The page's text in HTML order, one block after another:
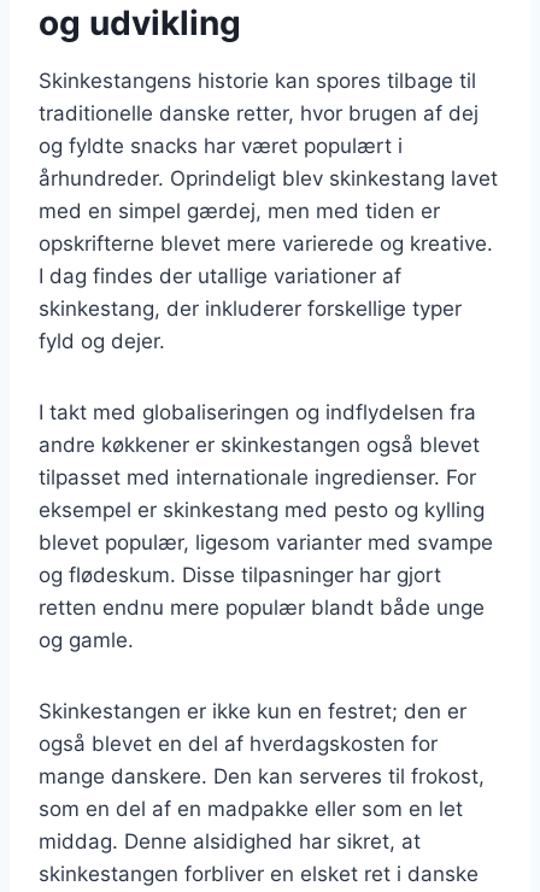
og udvikling
Skinkestangens historie kan spores tilbage til
traditionelle danske retter, hvor brugen af dej
og fyldte snacks har været populært i
århundreder. Oprindeligt blev skinkestang lavet
med en simpel gærdej, men med tiden er
opskrifterne blevet mere varierede og kreative.
I dag findes der utallige variationer af
skinkestang, der inkluderer forskellige typer
fyld og dejer.
I takt med globaliseringen og indflydelsen fra
andre køkkener er skinkestangen også blevet
tilpasset med internationale ingredienser. For
eksempel er skinkestang med pesto og kylling
blevet populær, ligesom varianter med svampe
og flødeskum. Disse tilpasninger har gjort
retten endnu mere populær blandt både unge
og gamle.
Skinkestangen er ikke kun en festret; den er
også blevet en del af hverdagskosten for
mange danskere. Den kan serveres til frokost,
som en del af en madpakke eller som en let
middag. Denne alsidighed har sikret, at
skinkestangen forbliver en elsket ret i danske